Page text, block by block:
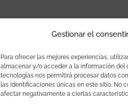
Gestionar el
Para ofrecer las mejores experiencias,
almacenar y/o acceder a la información del
tecnologías nos permitirá procesar datos
las identificaciones únicas en este sitio. No
afectar negativamente a ciertas